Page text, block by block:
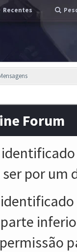
Recentes
Forum
por um